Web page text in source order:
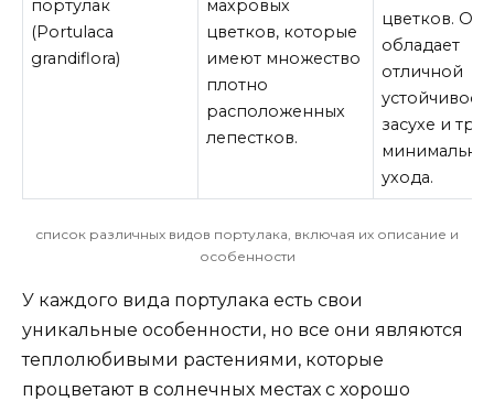
портулак
(Portulaca
grandiflora)
махровых
цветков, которые
имеют множество
плотно
расположенных
лепестков.
цветков. Он
обладает
отличной
засухе и
ухода.
список различных видов портулака, включая их описание и
особенности
У каждого вида портулака есть свои
уникальные особенности, но все они являются
теплолюбивыми растениями, которые
процветают в солнечных местах с хорошо